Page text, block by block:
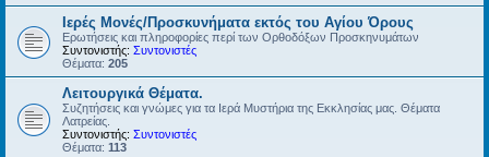
Ιερές Μονές/Προσκυνήματα εκτός του Αγίου Όρους
Ερωτήσεις και πληροφορίες περί των Ορθοδόξων Προσκηνυμάτων
Συντονιστής: Συντονιστές
Θέματα: 205
Λειτουργικά Θέματα.
Συζητήσεις και γνώμες για τα Ιερά Μυστήρια της Εκκλησίας μας. Θέματα
Λατρείας.
Συντονιστής: Συντονιστές
Θέματα: 113